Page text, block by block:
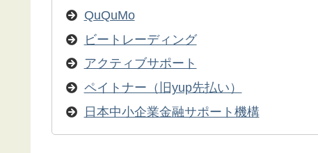
QuQuMo
ビートレーディング
アクティブサポート
ペイトナー（旧yup先払い）
日本中小企業金融サポート機構